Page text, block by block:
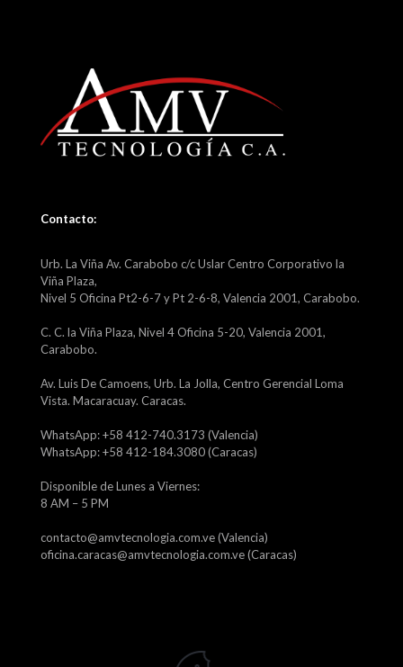
Contacto:
Urb. La Viña Av. Carabobo c/c Uslar Centro Corporativo la
Viña Plaza,
Nivel 5 Oficina Pt2-6-7 y Pt 2-6-8, Valencia 2001, Carabobo.
C. C. la Viña Plaza, Nivel 4 Oficina 5-20, Valencia 2001,
Carabobo.
Av. Luis De Camoens, Urb. La Jolla, Centro Gerencial Loma
Vista. Macaracuay. Caracas.
WhatsApp: +58 412-740.3173 (Valencia)
WhatsApp: +58 412-184.3080 (Caracas)
Disponible de Lunes a Viernes:
8 AM – 5 PM
contacto@amvtecnologia.com.ve (Valencia)
oficina.caracas@amvtecnologia.com.ve (Caracas)